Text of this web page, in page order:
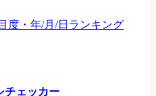
度・年/月/日ランキング
チェッカー